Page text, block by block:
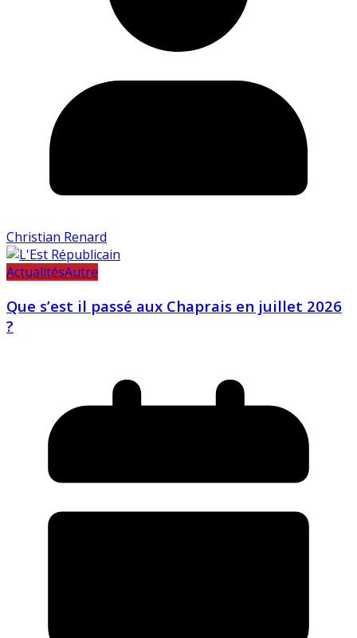
Christian Renard
ActualitésAutre
Que s’est il passé aux Chaprais en juillet 2026
?